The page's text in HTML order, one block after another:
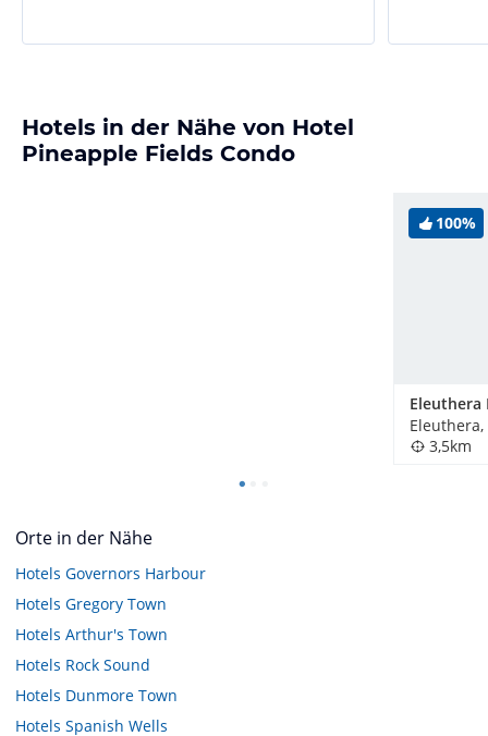
Hotels in der Nähe von Hotel
Pineapple Fields Condo
100%
3,5km
Orte in der Nähe
Hotels Governors Harbour
Hotels Gregory Town
Hotels Arthur's Town
Hotels Rock Sound
Hotels Dunmore Town
Hotels Spanish Wells